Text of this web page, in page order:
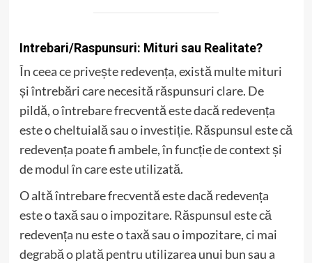
Intrebari/Raspunsuri: Mituri sau Realitate?
În ceea ce privește redevența, există multe mituri
și întrebări care necesită răspunsuri clare. De
pildă, o întrebare frecventă este dacă redevența
este o cheltuială sau o investiție. Răspunsul este că
redevența poate fi ambele, în funcție de context și
de modul în care este utilizată.
O altă întrebare frecventă este dacă redevența
este o taxă sau o impozitare. Răspunsul este că
redevența nu este o taxă sau o impozitare, ci mai
degrabă o plată pentru utilizarea unui bun sau a